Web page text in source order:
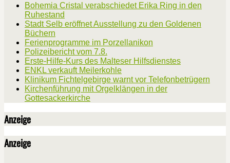
Bohemia Cristal verabschiedet Erika Ring in den
Ruhestand
Stadt Selb eröffnet Ausstellung zu den Goldenen
Büchern
Ferienprogramme im Porzellanikon
Polizeibericht vom 7.8.
Erste-Hilfe-Kurs des Malteser Hilfsdienstes
ENKL verkauft Meilerkohle
Klinikum Fichtelgebirge warnt vor Telefonbetrügern
Kirchenführung mit Orgelklängen in der
Gottesackerkirche
Anzeige
Anzeige